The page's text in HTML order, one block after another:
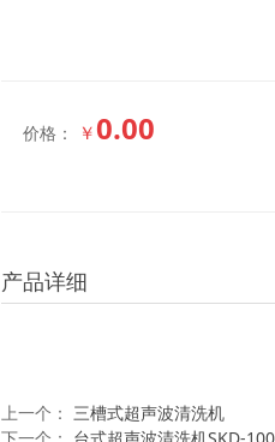
价格： ￥0.00
产品详细
上一个： 三槽式超声波清洗机